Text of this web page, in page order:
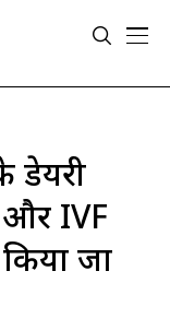
डेयरी
IVF
जा